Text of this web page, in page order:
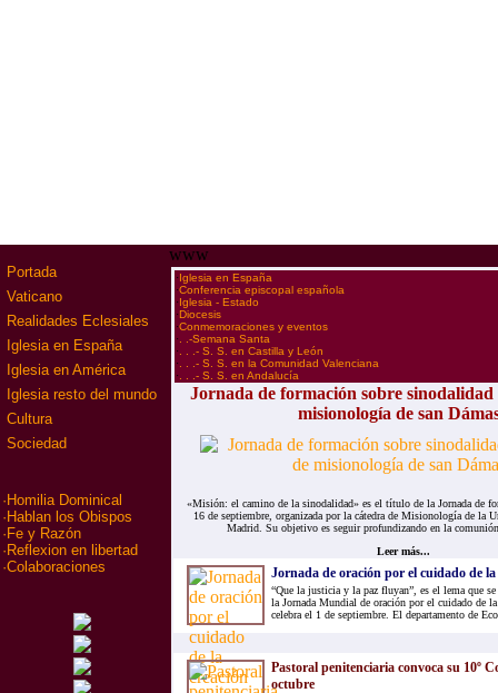
Portada
Vaticano
Realidades Eclesiales
Iglesia en España
Iglesia en América
Iglesia resto del mundo
Cultura
Sociedad
· Homilia Dominical
· Hablan los Obispos
· Fe y Razón
· Reflexion en libertad
·Colaboraciones
www
·Iglesia en España
·Conferencia episcopal española
·Iglesia - Estado
·Diocesis
·Conmemoraciones y eventos
· . .-Semana Santa
· . . .- S. S. en Castilla y León
· . . .- S. S. en la Comunidad Valenciana
· . . .- S. S. en Andalucía
Jornada de formación sobre sinodalidad
misionología de san
«Misión: el camino de la sinodalidad» es el título de la Jornada de
16 de septiembre, organizada por la cátedra de Misionología de la
Madrid. Su objetivo es seguir profundizando en la
Leer más...
Jornada de oración por el cuidado de la
“Que la justicia y la paz fluyan”, es el lema que se
la Jornada Mundial de oración por el cuidado de
celebra el 1 de septiembre. El departamento de
Pastoral penitenciaria convoca su 10º
octubre